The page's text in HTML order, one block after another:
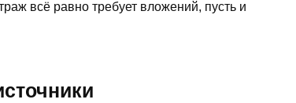
всё равно требует вложений, пусть и